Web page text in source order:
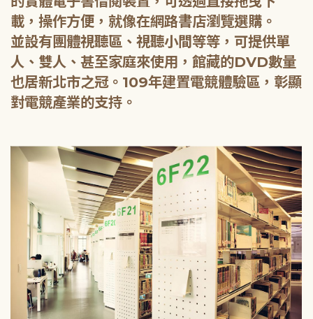
載，操作方便，就像在網路書店瀏覽選購。
並設有團體視聽區、視聽小間等等，可提供單
人、雙人、甚至家庭來使用，館藏的DVD數量
也居新北市之冠。109年建置電競體驗區，彰顯
對電競產業的支持。